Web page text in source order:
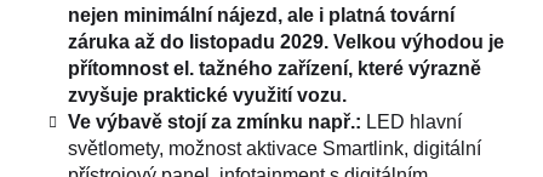
nejen minimální nájezd, ale i platná tovární
záruka až do listopadu 2029. Velkou výhodou je
přítomnost el. tažného zařízení, které výrazně
zvyšuje praktické využití vozu.
Ve výbavě stojí za zmínku např.: LED hlavní
světlomety, možnost aktivace Smartlink, digitální